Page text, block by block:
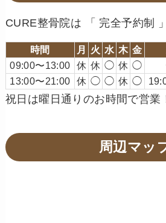
CURE整骨院は 「 完全予約制
時間 月 火 水 木 金
09:00〜13:00
休 休 ◯ 休 ◯
13:00〜21:00
休 ◯ ◯ 休 ◯
祝日は曜日通りのお時間で営業
周辺マッ